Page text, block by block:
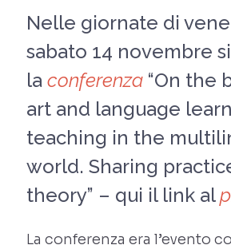
Nelle giornate di
sabato 14 novembre
la conferenza “On the
art and language
teaching in the
world. Sharing
theory” – qui il link al
La conferenza era l’evento